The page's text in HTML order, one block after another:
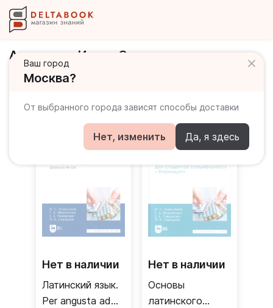
Ваш город
Москва?
От выбранного города зависят способы доставки
Нет, изменить Да, я здесь
Алексеева Ирина Семеновна
Книги автора
Нет в наличии
Латинский язык.
Per angusta ad
Нет в наличии
Основы
латинского